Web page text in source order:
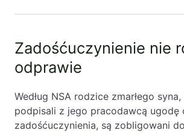
Zadośćuczynienie nie
odprawie
Według NSA rodzice zmarłego
podpisali z jego pracodawcą ugodę
zadośćuczynienia, są zobligowani do